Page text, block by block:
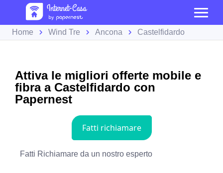
Home Wind Tre Ancona Castelfidardo